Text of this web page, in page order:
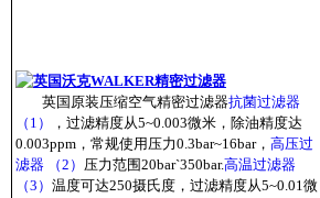
英国原装压缩空气精密过滤器抗菌过滤器
（1）
，过滤精度从5~0.003微米，除油精度达
0.003ppm，常规使用压力0.3bar~16bar， 高压过
滤器 （2） 压力范围20bar`350bar.高温过滤器
（3） 温度可达250摄氏度，过滤精度从5~0.01微